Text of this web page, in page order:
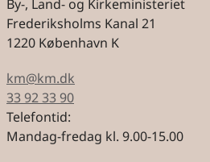
By-, Land- og Kirkeministeriet
Frederiksholms Kanal 21
1220 København K
km@km.dk
33 92 33 90
Telefontid:
Mandag-fredag kl. 9.00-15.00